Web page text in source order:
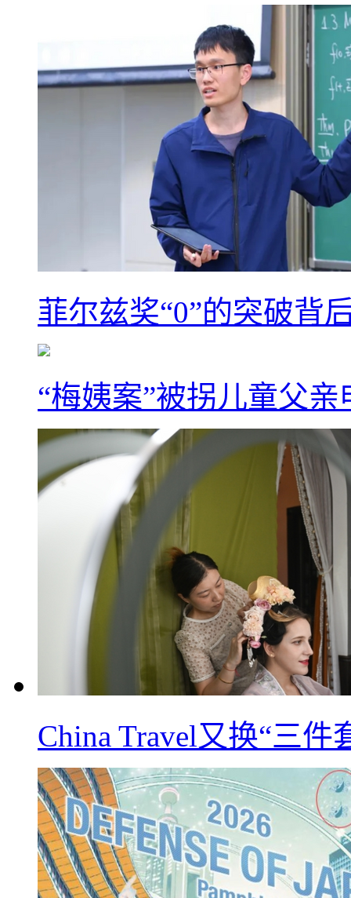
菲尔兹奖“0”的突破背
“梅姨案”被拐儿童父
China Travel又换“三